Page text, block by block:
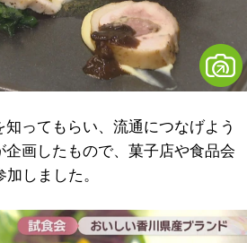
ってもらい、流通につなげよう
企画したもので、菓子店や食品会
しました。